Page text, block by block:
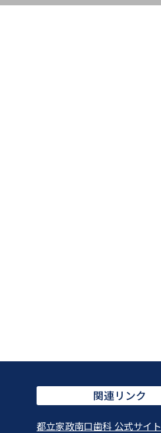
関連リンク
都立家政南口歯科 公式サイト